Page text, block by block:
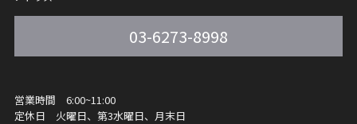
03-6273-8998
営業時間 6:00~11:00
定休日 火曜日、第3水曜日、月末日